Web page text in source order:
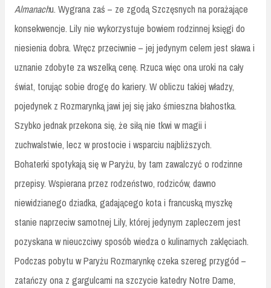
Almanachu. Wygrana zaś – ze zgodą Szczęsnych na porażające
konsekwencje. Lily nie wykorzystuje bowiem rodzinnej księgi do
niesienia dobra. Wręcz przeciwnie – jej jedynym celem jest sława i
uznanie zdobyte za wszelką cenę. Rzuca więc ona uroki na cały
świat, torując sobie drogę do kariery. W obliczu takiej władzy,
pojedynek z Rozmarynką jawi jej się jako śmieszna błahostka.
Szybko jednak przekona się, że siłą nie tkwi w magii i
zuchwalstwie, lecz w prostocie i wsparciu najbliższych.
Bohaterki spotykają się w Paryżu, by tam zawalczyć o rodzinne
przepisy. Wspierana przez rodzeństwo, rodziców, dawno
niewidzianego dziadka, gadającego kota i francuską myszkę
stanie naprzeciw samotnej Lily, której jedynym zapleczem jest
pozyskana w nieuczciwy sposób wiedza o kulinarnych zaklęciach.
Podczas pobytu w Paryżu Rozmarynkę czeka szereg przygód –
zatańczy ona z gargulcami na szczycie katedry Notre Dame,